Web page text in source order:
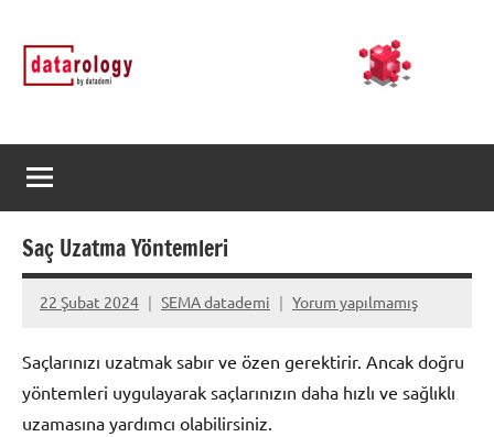
geçDATArology
by
rology
Saç Uzatma Yöntemleri
22 Şubat 2024 SEMA datademi Yorum yapılmamış
Saçlarınızı uzatmak sabır ve özen gerektirir. Ancak doğru
yöntemleri uygulayarak saçlarınızın daha hızlı ve sağlıklı
uzamasına yardımcı olabilirsiniz.